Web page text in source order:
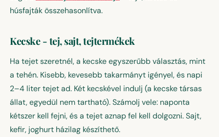
húsfajták összehasonlítva.
Kecske - tej, sajt, tejtermékek
Ha tejet szeretnél, a kecske egyszerűbb választás, mint
a tehén. Kisebb, kevesebb takarmányt igényel, és napi
2–4 liter tejet ad. Két kecskével indulj (a kecske társas
állat, egyedül nem tartható). Számolj vele: naponta
kétszer kell fejni, és a tejet aznap fel kell dolgozni. Sajt,
kefir, joghurt házilag készíthető.